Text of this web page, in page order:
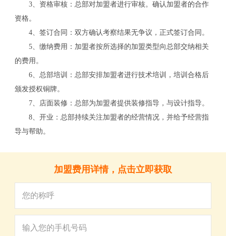
关
3、资格审核：总部对加盟者进行审核。确认加盟者的合作
资格。
4、签订合同：双方确认考察结果无争议，正式签订合同。
5、缴纳费用：加盟者按所选择的加盟类型向总部交纳相关
的费用。
6、总部培训：总部安排加盟者进行技术培训，培训合格后
颁发授权铜牌。
7、店面装修：总部为加盟者提供装修指导，与设计指导。
8、开业：总部持续关注加盟者的经营情况，并给予经营指
导与帮助。
加盟费用详情，点击立即获取